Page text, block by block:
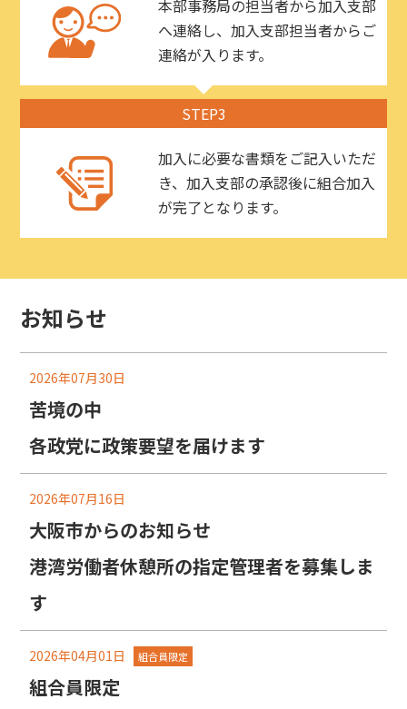
本部事務局の担当者から加入支部
へ連絡し、加入支部担当者からご
連絡が入ります。
STEP3
加入に必要な書類をご記入いただ
き、加入支部の承認後に組合加入
が完了となります。
お知らせ
2026年07月30日
苦境の中
各政党に政策要望を届けます
2026年07月16日
大阪市からのお知らせ
港湾労働者休憩所の指定管理者を募集しま
す
2026年04月01日 組合員限定
組合員限定